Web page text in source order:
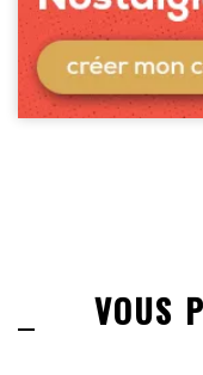
VOUS